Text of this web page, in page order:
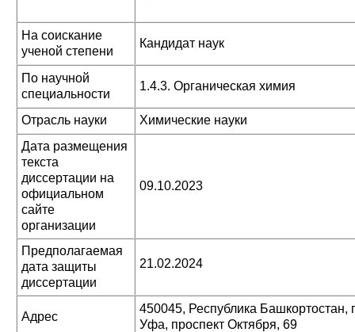
На соискание
ученой степени
Кандидат наук
По научной
специальности
1.4.3. Органическая химия
Отрасль науки
Химические науки
Дата размещения
текста
диссертации на
официальном
сайте
организации
09.10.2023
Предполагаемая
дата защиты
диссертации
21.02.2024
Адрес
450045, Республика Башкортостан,
Уфа, проспект Октября, 69